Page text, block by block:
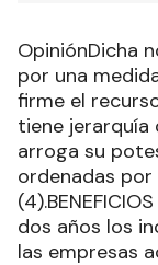
OpiniónDicha
por una
firme el
tiene jerarquía
arroga su
ordenadas por
dos años los
las empresas